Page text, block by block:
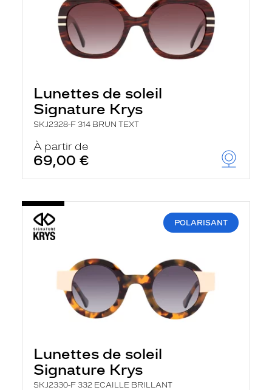
Lunettes de soleil
Signature Krys
SKJ2328-F 314 BRUN TEXT
À partir de
69,00 €
POLARISANT
Lunettes de soleil
Signature Krys
SKJ2330-F 332 ECAILLE BRILLANT